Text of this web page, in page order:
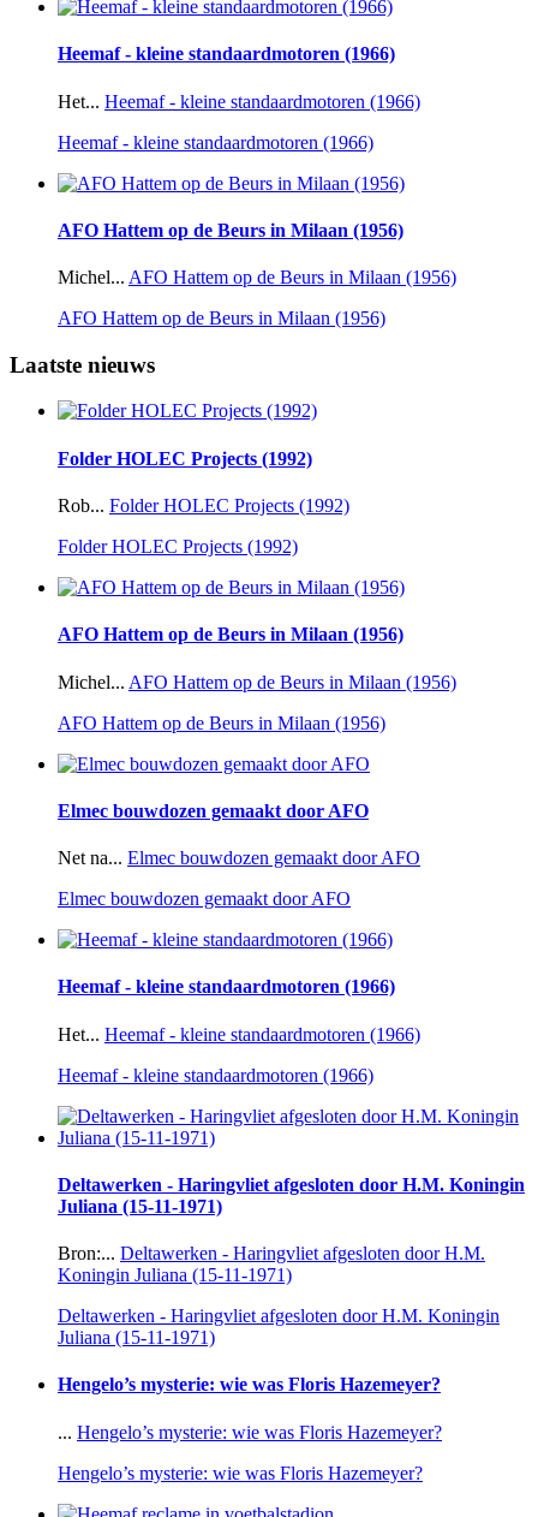
Heemaf - kleine standaardmotoren (1966)
Het... Heemaf - kleine standaardmotoren (1966)
Heemaf - kleine standaardmotoren (1966)
AFO Hattem op de Beurs in Milaan (1956)
Michel... AFO Hattem op de Beurs in Milaan (1956)
AFO Hattem op de Beurs in Milaan (1956)
Laatste nieuws
Folder HOLEC Projects (1992)
Rob... Folder HOLEC Projects (1992)
Folder HOLEC Projects (1992)
AFO Hattem op de Beurs in Milaan (1956)
Michel... AFO Hattem op de Beurs in Milaan (1956)
AFO Hattem op de Beurs in Milaan (1956)
Elmec bouwdozen gemaakt door AFO
Net na... Elmec bouwdozen gemaakt door AFO
Elmec bouwdozen gemaakt door AFO
Heemaf - kleine standaardmotoren (1966)
Het... Heemaf - kleine standaardmotoren (1966)
Heemaf - kleine standaardmotoren (1966)
Deltawerken - Haringvliet afgesloten door H.M. Koningin
Juliana (15-11-1971)
Bron:... Deltawerken - Haringvliet afgesloten door H.M.
Koningin Juliana (15-11-1971)
Deltawerken - Haringvliet afgesloten door H.M. Koningin
Juliana (15-11-1971)
Hengelo’s mysterie: wie was Floris Hazemeyer?
... Hengelo’s mysterie: wie was Floris Hazemeyer?
Hengelo’s mysterie: wie was Floris Hazemeyer?